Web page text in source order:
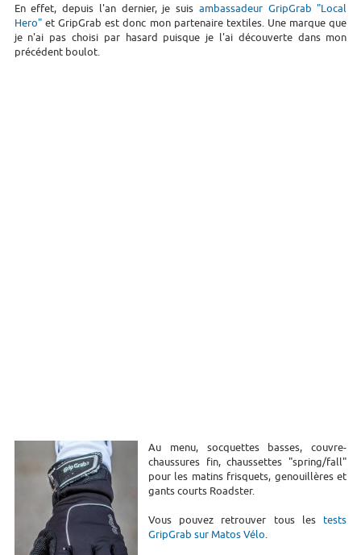
En effet, depuis l'an dernier, je suis ambassadeur GripGrab "Local
Hero"et GripGrab est donc mon partenaire textiles. Une marque que
je n'ai pas choisi par hasard puisque je l'ai découverte dans mon
précédent boulot.
Au menu, socquettes basses, couvre-
chaussures fin, chaussettes "spring/fall"
pour les matins frisquets, genouillères et
gants courts Roadster.
Vous pouvez retrouver tous les tests
GripGrab sur Matos Vélo.